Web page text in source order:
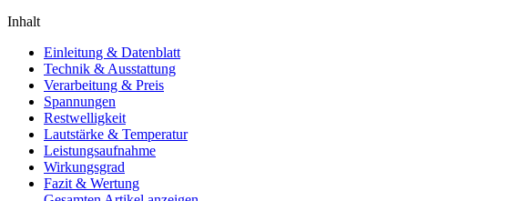
Inhalt
Einleitung & Datenblatt
Technik & Ausstattung
Verarbeitung & Preis
Spannungen
Restwelligkeit
Lautstärke & Temperatur
Leistungsaufnahme
Wirkungsgrad
Fazit & Wertung